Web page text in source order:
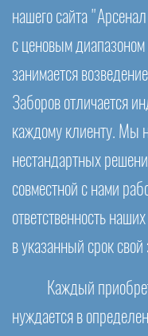
нашего сайта
с ценовым
занимается
Заборов отличается
каждому клиенту. Мы
нестандартных
совместной с нами
ответственность
в указанный срок свой
Каждый
нуждается в